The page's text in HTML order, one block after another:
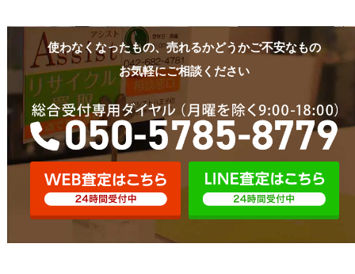
使わなくなったもの、売れるかどうかご不安なもの
お気軽にご相談ください